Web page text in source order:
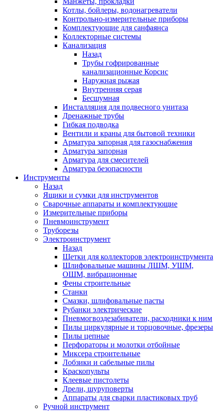
Котлы, бойлеры, водонагреватели
Контрольно-измерительные приборы
Комплектующие для санфаянса
Коллекторные системы
Канализация
Назад
Трубы гофрированные
канализационные Корсис
Наружная рыжая
Внутренняя серая
Бесшумная
Инсталляция для подвесного унитаза
Дренажные трубы
Гибкая подводка
Вентили и краны для бытовой техники
Арматура запорная для газоснабжения
Арматура запорная
Арматура для смесителей
Арматура безопасности
Инструменты
Назад
Ящики и сумки для инструментов
Сварочные аппараты и комплектующие
Измерительные приборы
Пневмоинструмент
Труборезы
Электроинструмент
Назад
Щетки для коллекторов электроинструмента
Шлифовальные машины ЛШМ, УШМ,
ОШМ, вибрационные
Фены строительные
Станки
Смазки, шлифовальные пасты
Рубанки электрические
Пневмогвоздезабиватели, расходники к ним
Пилы циркулярные и торцовочные, фрезеры
Пилы цепные
Перфораторы и молотки отбойные
Миксера строительные
Лобзики и сабельные пилы
Краскопульты
Клеевые пистолеты
Дрели, шуруповерты
Аппараты для сварки пластиковых труб
Ручной инструмент